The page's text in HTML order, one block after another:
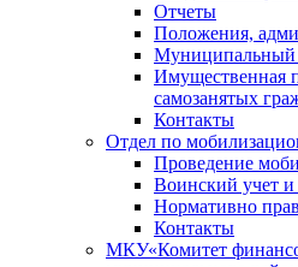
Отчеты
Положения,
Муниципальный
самозанятых
Контакты
Отдел по
Проведение
Воинский учет
Нормативно
Контакты
МКУ«Комитет